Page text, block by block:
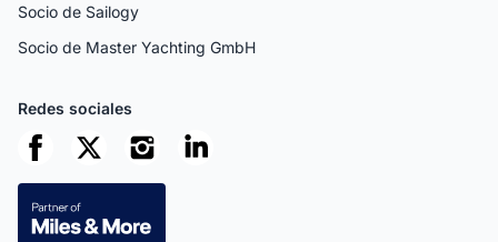
Socio de Sailogy
Socio de Master Yachting GmbH
Redes sociales